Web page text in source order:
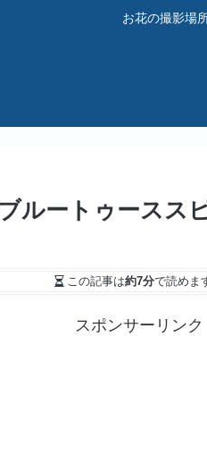
お花の撮影場
ルートゥースス
この記事は約7分で読めま
スポンサーリンク